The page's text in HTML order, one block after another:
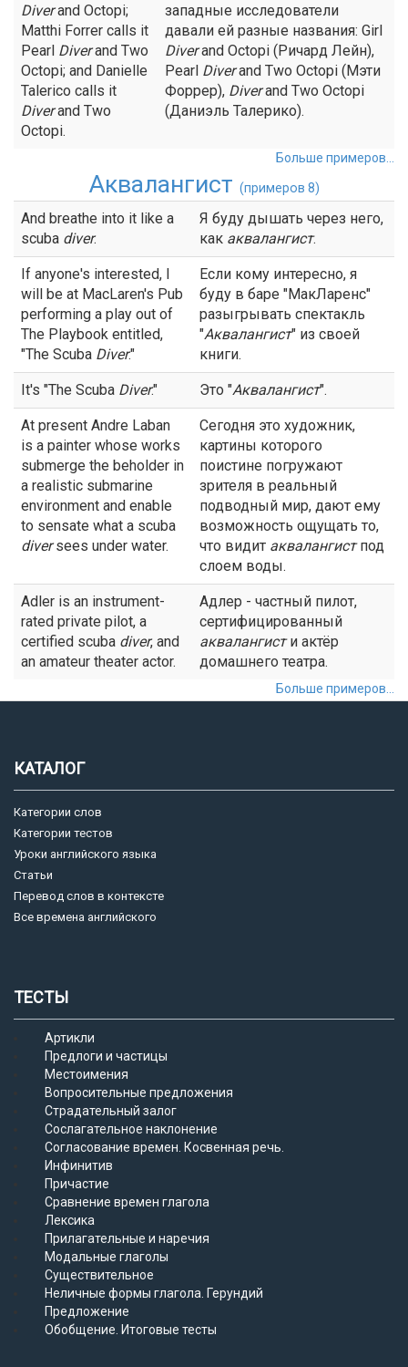
Diverand Octopi;
Matthi Forrer calls it
Pearl Diverand Two
Octopi; and Danielle
Talerico calls it
Diverand Two
Octopi.
западные исследователи
давали ей разные названия: Girl
Diverand Octopi (Ричард Лейн),
Pearl Diverand Two Octopi (Мэти
Форрер), Diverand Two Octopi
(Даниэль Талерико).
Больше примеров...
Аквалангист (примеров 8)
And breathe into it like a
scuba diver.
Я буду дышать через него,
как аквалангист.
If anyone's interested, I
will be at MacLaren's Pub
performing a play out of
The Playbook entitled,
"The Scuba Diver."
Если кому интересно, я
буду в баре "МакЛаренс"
разыгрывать спектакль
"Аквалангист" из своей
книги.
It's "The Scuba Diver." Это "Аквалангист".
At present Andre Laban
is a painter whose works
submerge the beholder in
a realistic submarine
environment and enable
to sensate what a scuba
diversees under water.
Сегодня это художник,
картины которого
поистине погружают
зрителя в реальный
подводный мир, дают ему
возможность ощущать то,
что видит аквалангистпод
слоем воды.
Adler is an instrument-
rated private pilot, a
certified scuba diver, and
an amateur theater actor.
Адлер - частный пилот,
сертифицированный
аквалангисти актёр
домашнего театра.
Больше примеров...
КАТАЛОГ
Категории слов
Категории тестов
Уроки английского языка
Статьи
Перевод слов в контексте
Все времена английского
ТЕСТЫ
Артикли
Предлоги и частицы
Местоимения
Вопросительные предложения
Страдательный залог
Сослагательное наклонение
Согласование времен. Косвенная речь.
Инфинитив
Причастие
Сравнение времен глагола
Лексика
Прилагательные и наречия
Модальные глаголы
Существительное
Неличные формы глагола. Герундий
Предложение
Обобщение. Итоговые тесты